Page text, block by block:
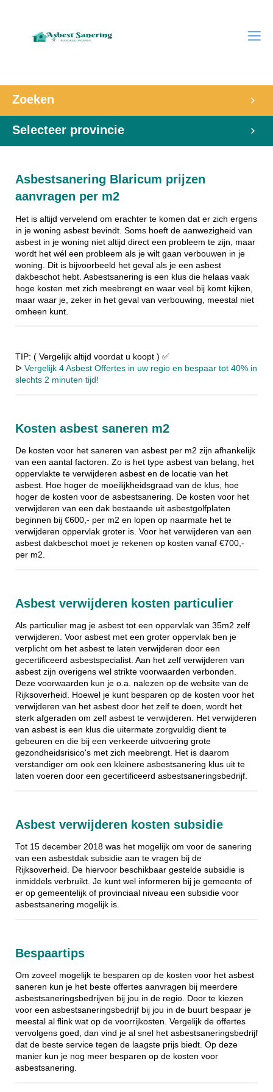
Zoeken
Selecteer provincie
Asbestsanering Blaricum prijzen
aanvragen per m2
Het is altijd vervelend om erachter te komen dat er zich ergens
in je woning asbest bevindt. Soms hoeft de aanwezigheid van
asbest in je woning niet altijd direct een probleem te zijn, maar
wordt het wél een probleem als je wilt gaan verbouwen in je
woning. Dit is bijvoorbeeld het geval als je een asbest
dakbeschot hebt. Asbestsanering is een klus die helaas vaak
hoge kosten met zich meebrengt en waar veel bij komt kijken,
maar waar je, zeker in het geval van verbouwing, meestal niet
omheen kunt.
TIP: ( Vergelijk altijd voordat u koopt ) ✅
ᐅ Vergelijk 4 Asbest Offertes in uw regio en bespaar tot 40% in
slechts 2 minuten tijd!
Kosten asbest saneren m2
De kosten voor het saneren van asbest per m2 zijn afhankelijk
van een aantal factoren. Zo is het type asbest van belang, het
oppervlakte te verwijderen asbest en de locatie van het
asbest. Hoe hoger de moeilijkheidsgraad van de klus, hoe
hoger de kosten voor de asbestsanering. De kosten voor het
verwijderen van een dak bestaande uit asbestgolfplaten
beginnen bij €600,- per m2 en lopen op naarmate het te
verwijderen oppervlak groter is. Voor het verwijderen van een
asbest dakbeschot moet je rekenen op kosten vanaf €700,-
per m2.
Asbest verwijderen kosten particulier
Als particulier mag je asbest tot een oppervlak van 35m2 zelf
verwijderen. Voor asbest met een groter oppervlak ben je
verplicht om het asbest te laten verwijderen door een
gecertificeerd asbestspecialist. Aan het zelf verwijderen van
asbest zijn overigens wel strikte voorwaarden verbonden.
Deze voorwaarden kun je o.a. nalezen op de website van de
Rijksoverheid. Hoewel je kunt besparen op de kosten voor het
verwijderen van het asbest door het zelf te doen, wordt het
sterk afgeraden om zelf asbest te verwijderen. Het verwijderen
van asbest is een klus die uitermate zorgvuldig dient te
gebeuren en die bij een verkeerde uitvoering grote
gezondheidsrisico's met zich meebrengt. Het is daarom
verstandiger om ook een kleinere asbestsanering klus uit te
laten voeren door een gecertificeerd asbestsaneringsbedrijf.
Asbest verwijderen kosten subsidie
Tot 15 december 2018 was het mogelijk om voor de sanering
van een asbestdak subsidie aan te vragen bij de
Rijksoverheid. De hiervoor beschikbaar gestelde subsidie is
inmiddels verbruikt. Je kunt wel informeren bij je gemeente of
er op gemeentelijk of provinciaal niveau een subsidie voor
asbestsanering mogelijk is.
Bespaartips
Om zoveel mogelijk te besparen op de kosten voor het asbest
saneren kun je het beste offertes aanvragen bij meerdere
asbestsaneringsbedrijven bij jou in de regio. Door te kiezen
voor een asbestsaneringsbedrijf bij jou in de buurt bespaar je
meestal al flink wat op de voorrijkosten. Vergelijk de offertes
vervolgens goed, dan vind je al snel het asbestsaneringsbedrijf
dat de beste service tegen de laagste prijs biedt. Op deze
manier kun je nog meer besparen op de kosten voor
asbestsanering.